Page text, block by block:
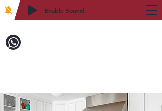
Enable Sound